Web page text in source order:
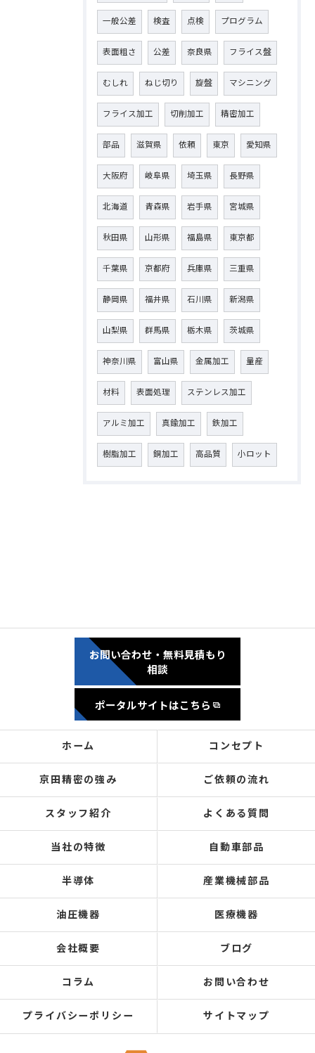
一般公差 検査 点検 プログラム
表面粗さ 公差 奈良県 フライス盤
むしれ ねじ切り 旋盤 マシニング
フライス加工 切削加工 精密加工
部品 滋賀県 依頼 東京 愛知県
大阪府 岐阜県 埼玉県 長野県
北海道 青森県 岩手県 宮城県
秋田県 山形県 福島県 東京都
千葉県 京都府 兵庫県 三重県
静岡県 福井県 石川県 新潟県
山梨県 群馬県 栃木県 茨城県
神奈川県 富山県 金属加工 量産
材料 表面処理 ステンレス加工
アルミ加工 真鍮加工 鉄加工
樹脂加工 銅加工 高品質 小ロット
お問い合わせ・無料見積もり
相談
ポータルサイトはこちら
ホーム コンセプト
京田精密の強み ご依頼の流れ
スタッフ紹介 よくある質問
当社の特徴 自動車部品
半導体 産業機械部品
油圧機器 医療機器
会社概要 ブログ
コラム お問い合わせ
プライバシーポリシー サイトマップ